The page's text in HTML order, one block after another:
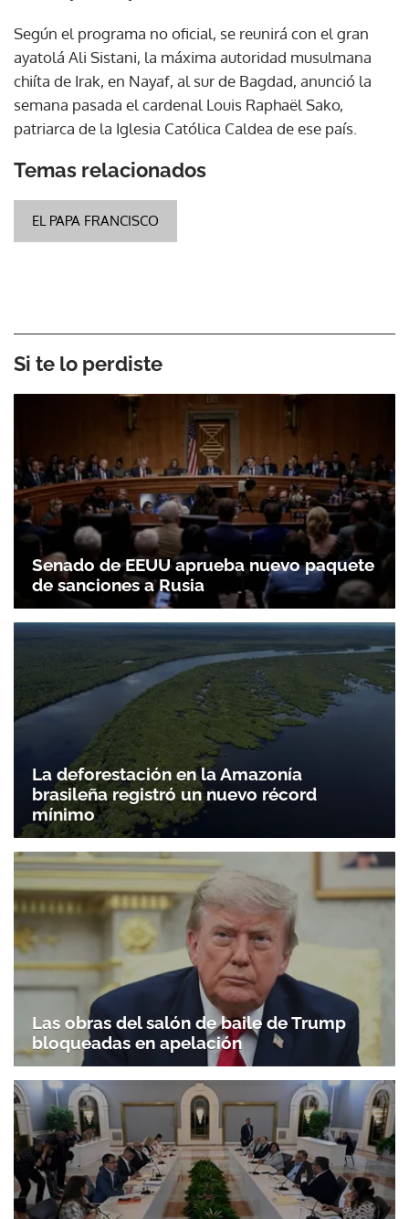
Según el programa no oficial, se reunirá con el gran
ayatolá Ali Sistani, la máxima autoridad musulmana
chiíta de Irak, en Nayaf, al sur de Bagdad, anunció la
semana pasada el cardenal Louis Raphaël Sako,
patriarca de la Iglesia Católica Caldea de ese país.
Temas relacionados
EL PAPA FRANCISCO
Si te lo perdiste
Senado de EEUU aprueba nuevo paquete
de sanciones a Rusia
La deforestación en la Amazonía
brasileña registró un nuevo récord
mínimo
Las obras del salón de baile de Trump
bloqueadas en apelación